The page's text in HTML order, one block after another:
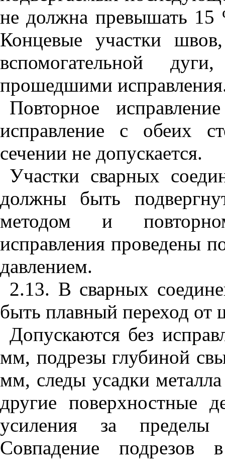
не должна превышать
Концевые участки
вспомогательной
прошедшими
Повторное
исправление с обеих
сечении не допускается.
Участки сварных
должны быть
методом и
исправления проведены
давлением.
2.13. В сварных
быть плавный переход от
Допускаются без
мм, подрезы глубиной
мм, следы усадки
другие поверхностные
усиления за
Совпадение